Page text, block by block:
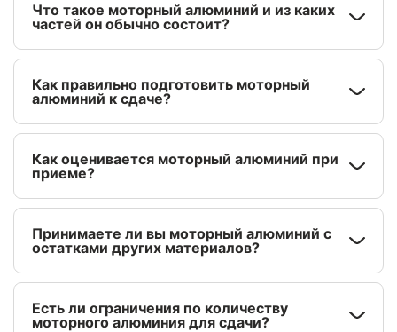
Что такое моторный алюминий и из каких
частей он обычно состоит?
Как правильно подготовить моторный
алюминий к сдаче?
Как оценивается моторный алюминий при
приеме?
Принимаете ли вы моторный алюминий с
остатками других материалов?
Есть ли ограничения по количеству
моторного алюминия для сдачи?